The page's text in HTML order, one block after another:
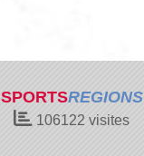
SPORTSREGIONS
106122 visites